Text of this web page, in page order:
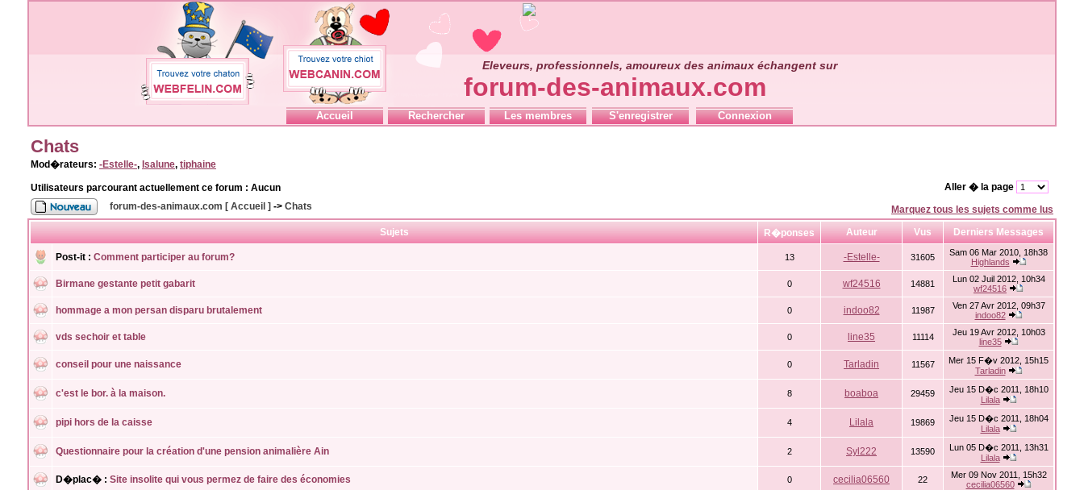
forum-des-animaux.com
Eleveurs, professionnels, amoureux des animaux échangent sur
Accueil Rechercher Les membres S'enregistrer Connexion
Chats
Mod�rateurs: -Estelle-, Isalune, tiphaine
Utilisateurs parcourant actuellement ce forum : Aucun
Aller � la page
forum-des-animaux.com [ Accueil ] -> Chats
Marquez tous les sujets comme lus
Sujets
R�ponses Auteur Vus Derniers Messages
Post-it : Comment participer au forum? 13 -Estelle- 31605
Sam 06 Mar 2010, 18h38
Highlands
Birmane gestante petit gabarit 0 wf24516 14881
Lun 02 Juil 2012, 10h34
wf24516
hommage a mon persan disparu brutalement 0 indoo82 11987
Ven 27 Avr 2012, 09h37
indoo82
vds sechoir et table 0 line35 11114
Jeu 19 Avr 2012, 10h03
line35
conseil pour une naissance 0 Tarladin 11567
Mer 15 F�v 2012, 15h15
Tarladin
c'est le bor. à la maison. 8 boaboa 29459
Jeu 15 D�c 2011, 18h10
Lilala
pipi hors de la caisse 4 Lilala 19869
Jeu 15 D�c 2011, 18h04
Lilala
Questionnaire pour la création d'une pension animalière Ain 2 Syl222 13590
Lun 05 D�c 2011, 13h31
Lilala
D�plac� : Site insolite qui vous permez de faire des économies 0 cecilia06560 22
Mer 09 Nov 2011, 15h32
cecilia06560